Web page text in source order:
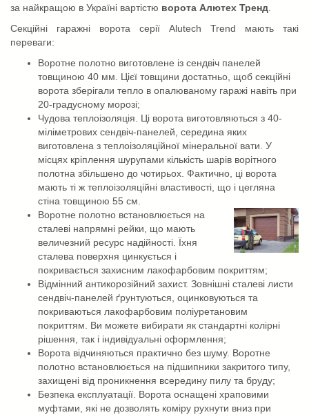
за найкращою в Україні вартістю ворота Алютех Тренд
Секційні гаражні ворота серії Alutech Trend мають такі
переваги:
Воротне полотно виготовлене із сендвіч панелей
товщиною 40 мм. Цієї товщини достатньо, щоб секційні
ворота зберігали тепло в опалюваному гаражі навіть при
20-градусному морозі;
Чудова теплоізоляція. Ці ворота виготовляються з 40-
міліметрових сендвіч-панелей, середина яких
виготовлена ​​з теплоізоляційної мінеральної вати. У
місцях кріплення шурупами кількість шарів ворітного
полотна збільшено до чотирьох. Фактично, ці ворота
мають ті ж теплоізоляційні властивості, що і цегляна
стіна товщиною 55 см.
Воротне полотно встановлюється на
сталеві напрямні рейки, що мають
величезний ресурс надійності. Їхня
сталева поверхня цинкується і
покривається захисним лакофарбовим покриттям;
Відмінний антикорозійний захист. Зовнішні сталеві листи
сендвіч-панелей ґрунтуються, оцинковуються та
покриваються лакофарбовим поліуретановим
покриттям. Ви можете вибирати як стандартні колірні
рішення, так і індивідуальні оформлення;
Ворота відчиняються практично без шуму. Воротне
полотно встановлюється на підшипники закритого типу,
захищені від проникнення всередину пилу та бруду;
Безпека експлуатації. Ворота оснащені храповими
муфтами, які не дозволять коміру рухнути вниз при